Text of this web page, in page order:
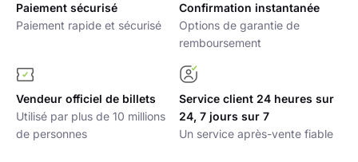
Paiement sécurisé
Paiement rapide et sécurisé
Confirmation instantanée
Options de garantie de
remboursement
Vendeur officiel de billets
Utilisé par plus de 10 millions
de personnes
Service client 24 heures sur
24, 7 jours sur 7
Un service après-vente fiable